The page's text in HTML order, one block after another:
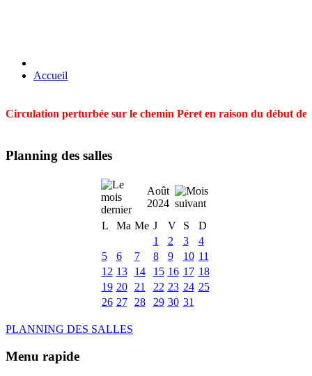
Accueil
Circulation perturbée sur le chemin Péret en raison du début
Planning des salles
Août
2024
L
Ma Me J V S
D
1
2 3
4
5
6 7 8 9 10 11
12 13 14 15 16 17 18
19 20 21 22 23 24 25
26 27 28 29 30 31
PLANNING DES SALLES
Menu rapide